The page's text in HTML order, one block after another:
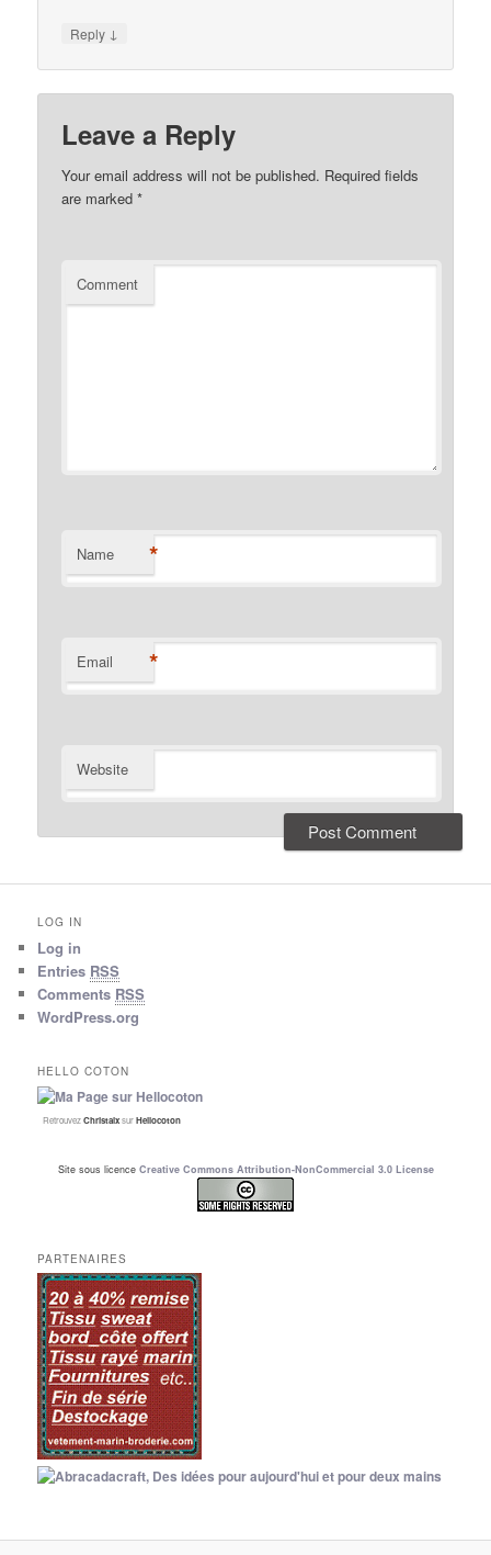
Reply ↓
Leave a Reply
Your email address will not be published. Required fields
are marked*
Comment
Name *
Email *
Website
LOG IN
Log in
Entries RSS
Comments RSS
WordPress.org
HELLO COTON
RetrouvezChristalxsurHellocoton
Site sous licence Creative Commons Attribution-NonCommercial 3.0 License
PARTENAIRES